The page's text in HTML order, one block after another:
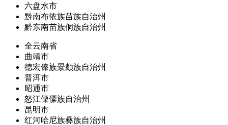
六盘水市
黔南布依族苗族自治州
黔东南苗族侗族自治州
全云南省
曲靖市
德宏傣族景颇族自治州
普洱市
昭通市
怒江傈僳族自治州
昆明市
红河哈尼族彝族自治州